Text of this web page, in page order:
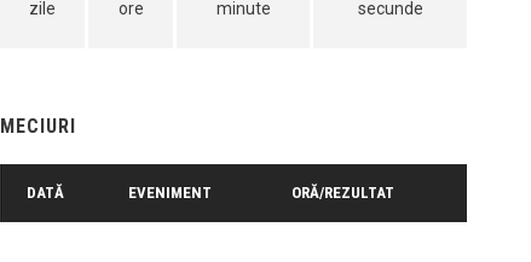
zile ore minute secunde
MECIURI
DATĂ EVENIMENT ORĂ/REZULTAT